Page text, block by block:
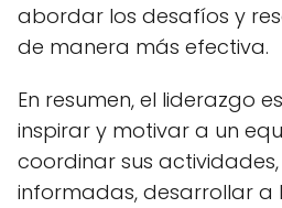
abordar los desafíos y
de manera más efectiva.
En resumen, el liderazgo
inspirar y motivar a un
coordinar sus
informadas, desarrollar a